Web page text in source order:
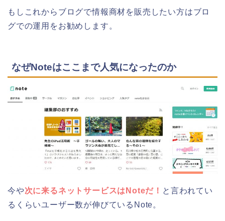
もしこれからブログで情報商材を販売したい方はブロ
グでの運用をお勧めします。
なぜNoteはここまで人気になったのか
今や次に来るネットサービスはNoteだ！ と言われてい
るくらいユーザー数が伸びているNote。